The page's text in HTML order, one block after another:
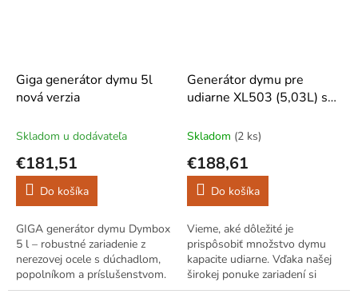
Giga generátor dymu 5l
nová verzia
Skladom u dodávateľa
€181,51
Do košíka
GIGA generátor dymu Dymbox
5 l – robustné zariadenie z
nerezovej ocele s dúchadlom,
popolníkom a príslušenstvom.
Ideálne pre studené aj teplé
Generátor dymu pre
udiarne XL503 (5,03L) s
Skladom (2 ks)
€188,61
Do košíka
Vieme, aké dôležité je
prispôsobiť množstvo dymu
kapacite udiarne. Vďaka našej
širokej ponuke zariadení si
môžete vybrať to, ktoré